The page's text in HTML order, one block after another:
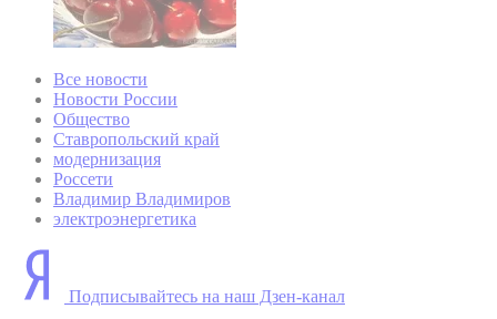
Все новости
Новости России
Общество
Ставропольский край
модернизация
Россети
Владимир Владимиров
электроэнергетика
Подписывайтесь на наш Дзен-канал